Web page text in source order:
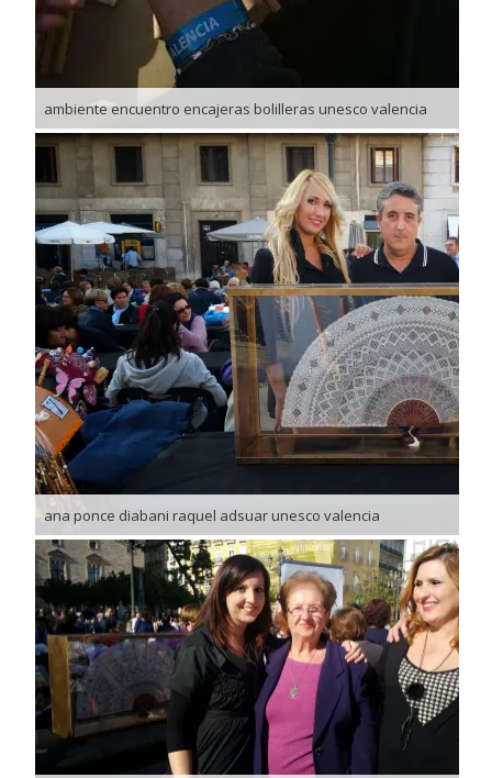
ambiente encuentro encajeras bolilleras unesco valencia
ana ponce diabani raquel adsuar unesco valencia